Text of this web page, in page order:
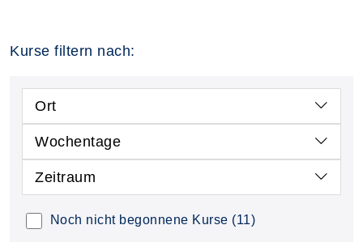
Kurse filtern nach:
Ort
Wochentage
Zeitraum
Noch nicht begonnene Kurse (11)